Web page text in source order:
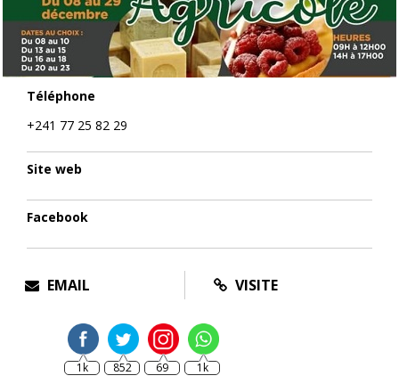
Téléphone
+241 77 25 82 29
Site web
Facebook
EMAIL VISITE
1k 852 69 1k